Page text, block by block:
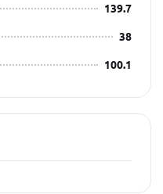
139.7
38
100.1